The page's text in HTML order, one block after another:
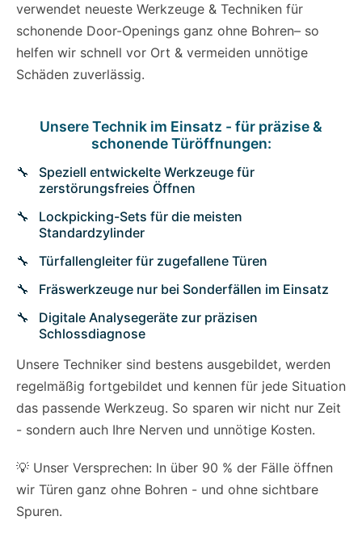
verwendet neueste Werkzeuge & Techniken für
schonende Door-Openings ganz ohne Bohren– so
helfen wir schnell vor Ort & vermeiden unnötige
Schäden zuverlässig.
Unsere Technik im Einsatz - für präzise &
schonende Türöffnungen:
Speziell entwickelte Werkzeuge für
zerstörungsfreies Öffnen
Lockpicking-Sets für die meisten
Standardzylinder
Türfallengleiter für zugefallene Türen
Fräswerkzeuge nur bei Sonderfällen im Einsatz
Digitale Analysegeräte zur präzisen
Schlossdiagnose
Unsere Techniker sind bestens ausgebildet, werden
regelmäßig fortgebildet und kennen für jede Situation
das passende Werkzeug. So sparen wir nicht nur Zeit
- sondern auch Ihre Nerven und unnötige Kosten.
💡 Unser Versprechen: In über 90 % der Fälle öffnen
wir Türen ganz ohne Bohren - und ohne sichtbare
Spuren.